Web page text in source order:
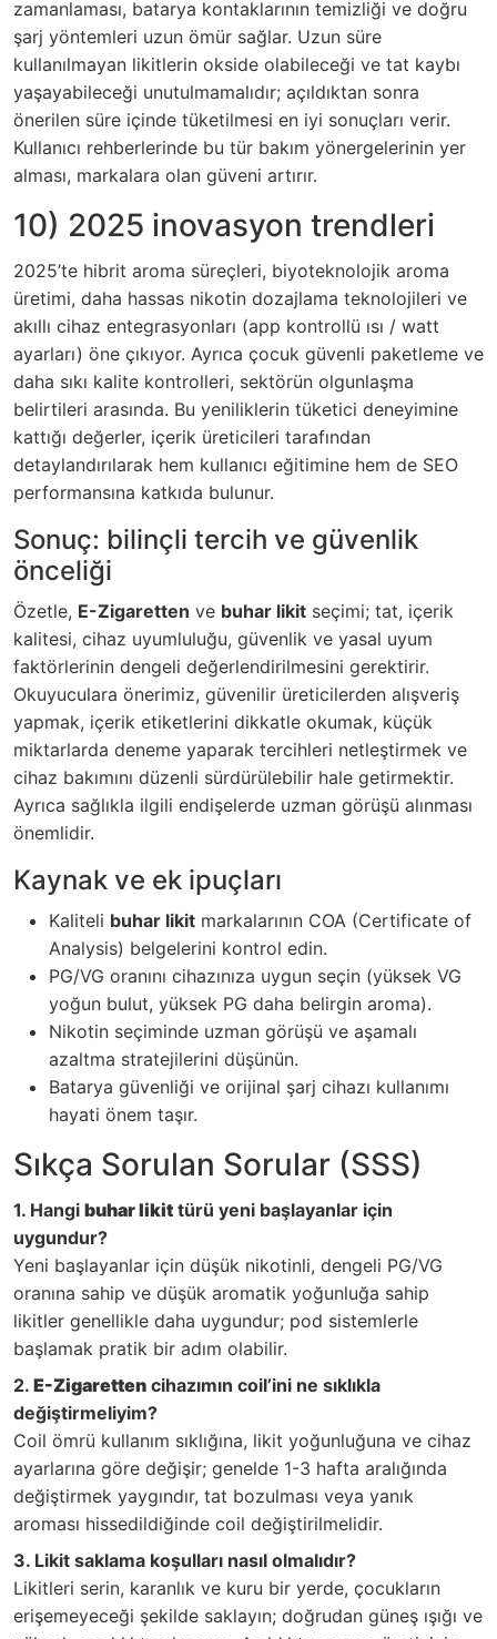
zamanlaması, batarya kontaklarının temizliği ve doğru
şarj yöntemleri uzun ömür sağlar. Uzun süre
kullanılmayan likitlerin okside olabileceği ve tat kaybı
yaşayabileceği unutulmamalıdır; açıldıktan sonra
önerilen süre içinde tüketilmesi en iyi sonuçları verir.
Kullanıcı rehberlerinde bu tür bakım yönergelerinin yer
alması, markalara olan güveni artırır.
10) 2025 inovasyon trendleri
2025’te hibrit aroma süreçleri, biyoteknolojik aroma
üretimi, daha hassas nikotin dozajlama teknolojileri ve
akıllı cihaz entegrasyonları (app kontrollü ısı / watt
ayarları) öne çıkıyor. Ayrıca çocuk güvenli paketleme ve
daha sıkı kalite kontrolleri, sektörün olgunlaşma
belirtileri arasında. Bu yeniliklerin tüketici deneyimine
kattığı değerler, içerik üreticileri tarafından
detaylandırılarak hem kullanıcı eğitimine hem de SEO
performansına katkıda bulunur.
Sonuç: bilinçli tercih ve güvenlik
önceliği
Özetle, E-Zigaretten ve buhar likit seçimi; tat, içerik
kalitesi, cihaz uyumluluğu, güvenlik ve yasal uyum
faktörlerinin dengeli değerlendirilmesini gerektirir.
Okuyuculara önerimiz, güvenilir üreticilerden alışveriş
yapmak, içerik etiketlerini dikkatle okumak, küçük
miktarlarda deneme yaparak tercihleri netleştirmek ve
cihaz bakımını düzenli sürdürülebilir hale getirmektir.
Ayrıca sağlıkla ilgili endişelerde uzman görüşü alınması
önemlidir.
Kaynak ve ek ipuçları
Kaliteli buhar likit markalarının COA (Certificate of
Analysis) belgelerini kontrol edin.
PG/VG oranını cihazınıza uygun seçin (yüksek VG
yoğun bulut, yüksek PG daha belirgin aroma).
Nikotin seçiminde uzman görüşü ve aşamalı
azaltma stratejilerini düşünün.
Batarya güvenliği ve orijinal şarj cihazı kullanımı
hayati önem taşır.
Sıkça Sorulan Sorular (SSS)
1. Hangi buhar likit türü yeni başlayanlar için
uygundur?
Yeni başlayanlar için düşük nikotinli, dengeli PG/VG
oranına sahip ve düşük aromatik yoğunluğa sahip
likitler genellikle daha uygundur; pod sistemlerle
başlamak pratik bir adım olabilir.
2. E-Zigaretten cihazımın coil’ini ne sıklıkla
değiştirmeliyim?
Coil ömrü kullanım sıklığına, likit yoğunluğuna ve cihaz
ayarlarına göre değişir; genelde 1-3 hafta aralığında
değiştirmek yaygındır, tat bozulması veya yanık
aroması hissedildiğinde coil değiştirilmelidir.
3. Likit saklama koşulları nasıl olmalıdır?
Likitleri serin, karanlık ve kuru bir yerde, çocukların
erişemeyeceği şekilde saklayın; doğrudan güneş ışığı ve